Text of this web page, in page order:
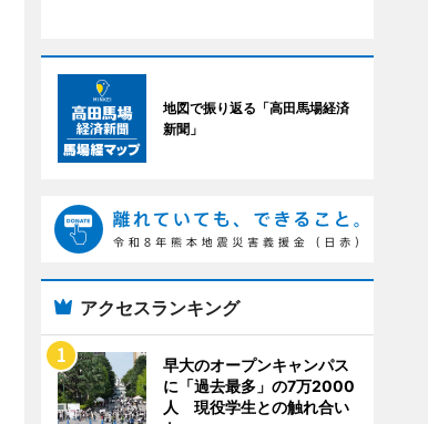
地図で振り返る「高田馬場経済
新聞」
アクセスランキング
早大のオープンキャンパス
に「過去最多」の7万2000
人 現役学生との触れ合い